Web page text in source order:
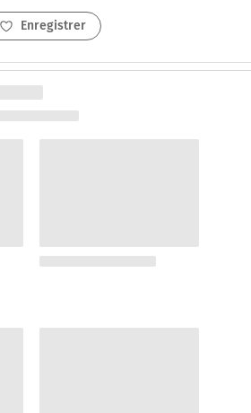
Enregistrer